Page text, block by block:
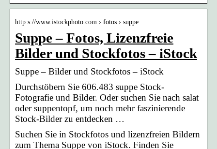
http s://www.istockphoto.com › fotos › suppe
Suppe – Fotos, Lizenzfreie
Bilder und Stockfotos – iStock
Suppe – Bilder und Stockfotos – iStock
Durchstöbern Sie 606.483 suppe Stock-
Fotografie und Bilder. Oder suchen Sie nach salat
oder suppentopf, um noch mehr faszinierende
Stock-Bilder zu entdecken …
Suchen Sie in Stockfotos und lizenzfreien Bildern
zum Thema Suppe von iStock. Finden Sie